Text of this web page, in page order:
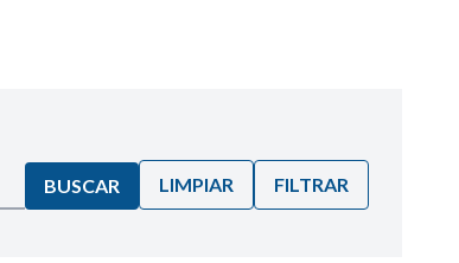
BUSCAR LIMPIAR FILTRAR